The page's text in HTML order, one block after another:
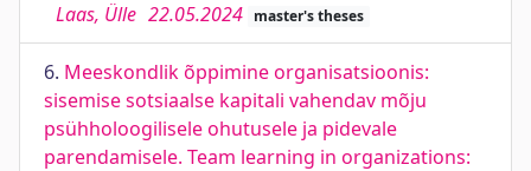
Laas, Ülle 22.05.2024 master's theses
6. Meeskondlik õppimine organisatsioonis:
sisemise sotsiaalse kapitali vahendav mõju
psühholoogilisele ohutusele ja pidevale
parendamisele. Team learning in organizations: